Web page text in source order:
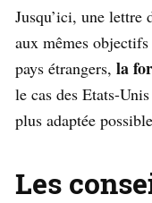
Jusqu’ici, une
aux mêmes
pays étrangers, la
le cas des Etats-
plus adaptée
Les